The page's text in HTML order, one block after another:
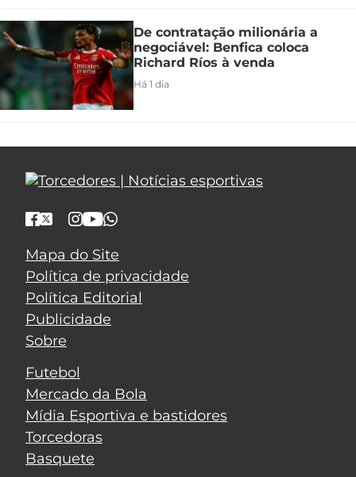
De contratação milionária a
negociável: Benfica coloca
Richard Ríos à venda
Há 1 dia
Mapa do Site
Política de privacidade
Política Editorial
Publicidade
Sobre
Futebol
Mercado da Bola
Mídia Esportiva e bastidores
Torcedoras
Basquete